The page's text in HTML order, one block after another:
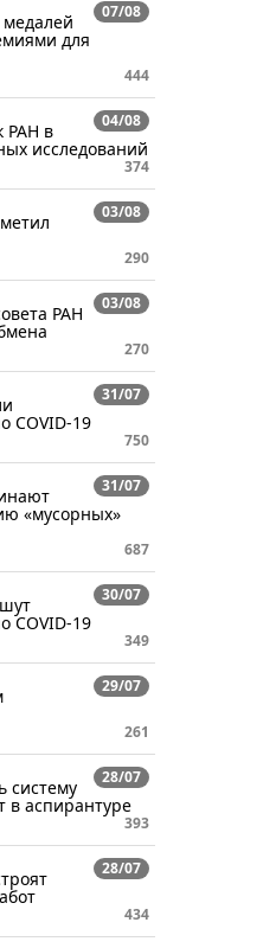
07/08
медалей
для
444
04/08
РАН в
исследований
374
03/08
290
03/08
РАН
270
31/07
COVID-19
750
31/07
«мусорных»
687
30/07
COVID-19
349
29/07
261
28/07
систему
в аспирантуре
393
28/07
434